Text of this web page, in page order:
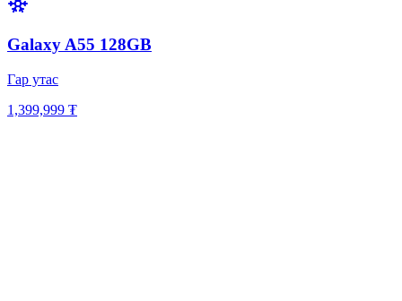
Galaxy A55 128GB
Гар утас
1,399,999 ₮